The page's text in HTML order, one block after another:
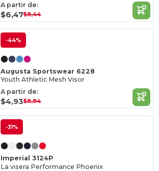
A partir de:
$6,47$8,44
-44%
Augusta Sportswear 6228
Youth Athletic Mesh Visor
A partir de:
$4,93$8,84
-31%
Imperial 3124P
La visera Performance Phoenix